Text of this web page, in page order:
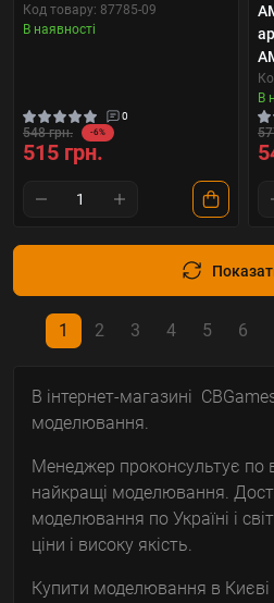
Код товару: 87785-09
В наявності
0
548 грн. -6%
515 грн.
В
1 2 3 4 5 6
В інтернет-магазині
моделювання.
Менеджер проконсультує по
найкращі моделювання.
моделювання по Україні і
ціни і високу якість.
Купити моделювання в